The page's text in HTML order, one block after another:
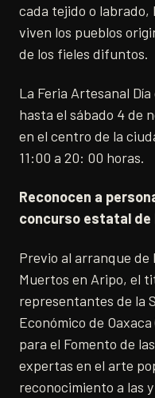
cada tejido o
viven los pueblos
de los fieles difuntos.
La Feria Artesanal
hasta el sábado 4 de
en el centro de la
11:00 a 20: 00 horas.
Reconocen a
concurso estatal de
Previo al arranque de
Muertos en Aripo, el
representantes de la
Económico de
para el Fomento de
expertas en el arte
reconocimiento a las